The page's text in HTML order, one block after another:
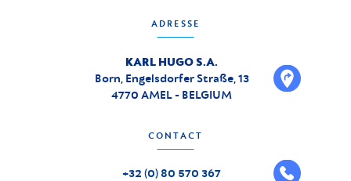
ADRESSE
KARL HUGO S.A.
Born, Engelsdorfer Straße, 13
4770 AMEL - BELGIUM
CONTACT
+32 (0) 80 570 367